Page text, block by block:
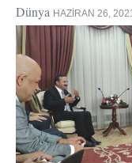
Dünya HAZIRAN 26,